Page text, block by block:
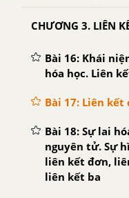
CHƯƠNG 3. LIÊN
Bài 16: Khái
hóa học. Liên
Bài 17: Liên kết
Bài 18: Sự lai
nguyên tử. Sự
liên kết đơn,
liên kết ba